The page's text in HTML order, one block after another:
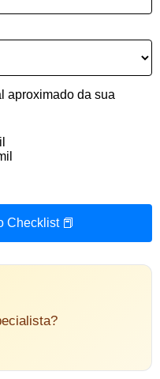
aproximado da sua
Checklist 📕